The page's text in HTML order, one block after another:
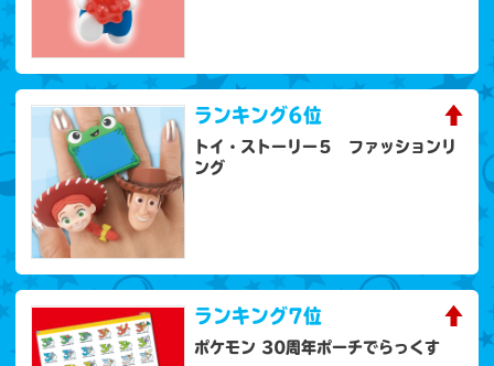
ランキング6位
トイ・ストーリー５ ファッションリ
ング
ランキング7位
ポケモン 30周年ポーチでらっくす